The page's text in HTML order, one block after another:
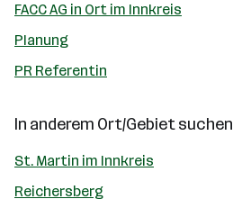
FACC AG in Ort im Innkreis
Planung
PR Referentin
In anderem Ort/Gebiet suchen
St. Martin im Innkreis
Reichersberg